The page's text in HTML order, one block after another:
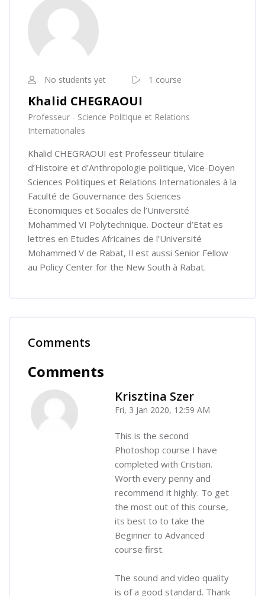
No students yet 1 course
Khalid CHEGRAOUI
Professeur - Science Politique et Relations
Internationales
Khalid CHEGRAOUI est Professeur titulaire
d’Histoire et d’Anthropologie politique, Vice-Doyen
Sciences Politiques et Relations Internationales à la
Faculté de Gouvernance des Sciences
Economiques et Sociales de l’Université
Mohammed VI Polytechnique. Docteur d’Etat es
lettres en Etudes Africaines de l’Université
Mohammed V de Rabat, Il est aussi Senior Fellow
au Policy Center for the New South à Rabat.
Skip Comments
Comments
Comments
Krisztina Szer
Fri, 3 Jan 2020, 12:59 AM
This is the second
Photoshop course I have
completed with Cristian.
Worth every penny and
recommend it highly. To get
the most out of this course,
its best to to take the
Beginner to Advanced
course first.
The sound and video quality
is of a good standard. Thank